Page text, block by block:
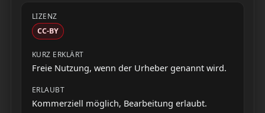
CC-BY
Freie Nutzung, wenn der Urheber genannt wird.
Kommerziell möglich, Bearbeitung erlaubt.